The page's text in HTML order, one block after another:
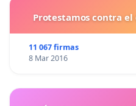
Protestamos contra
11 067 firmas
8 Mar 2016